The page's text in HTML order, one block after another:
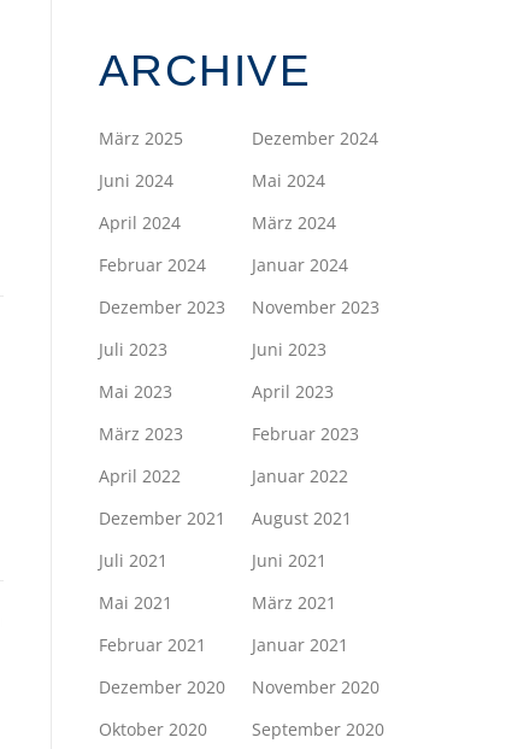
ARCHIVE
März 2025
Dezember 2024
Juni 2024
Mai 2024
April 2024
März 2024
Februar 2024
Januar 2024
Dezember 2023
November 2023
Juli 2023
Juni 2023
Mai 2023
April 2023
März 2023
Februar 2023
April 2022
Januar 2022
Dezember 2021
August 2021
Juli 2021
Juni 2021
Mai 2021
März 2021
Februar 2021
Januar 2021
Dezember 2020
November 2020
Oktober 2020
September 2020